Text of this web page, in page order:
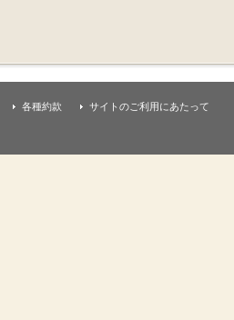
各種約款 サイトのご利用にあたって